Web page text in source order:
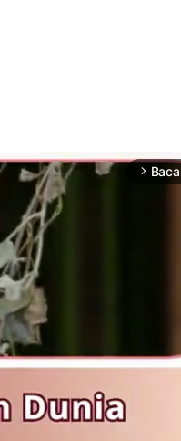
arrow_forward_ios